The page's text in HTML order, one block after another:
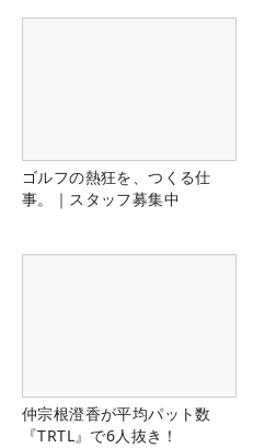
ゴルフの熱狂を、つくる仕
事。｜スタッフ募集中
仲宗根澄香が平均パット数
『TRTL』で6人抜き！